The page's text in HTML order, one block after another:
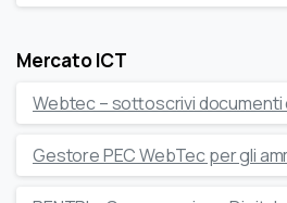
Mercato ICT
Webtec – sottoscrivi documenti
Gestore PEC WebTec per gli